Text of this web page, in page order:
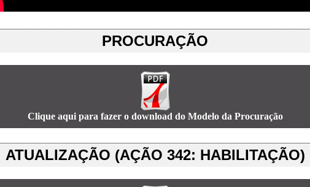
PROCURAÇÃO
Clique aqui para fazer o download do Modelo da Procuração
ATUALIZAÇÃO (AÇÃO 342: HABILITAÇÃO)